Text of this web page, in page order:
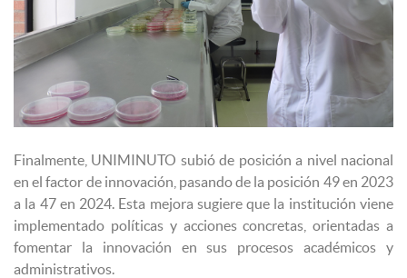
Finalmente, UNIMINUTO subió de posición a nivel nacional
en el factor de innovación, pasando de la posición 49 en 2023
a la 47 en 2024. Esta mejora sugiere que la institución viene
implementado políticas y acciones concretas, orientadas a
fomentar la innovación en sus procesos académicos y
administrativos.